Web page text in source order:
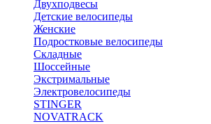
Двухподвесы
Детские велосипеды
Женские
Подростковые велосипеды
Складные
Шоссейные
Экстримальные
Электровелосипеды
STINGER
NOVATRACK